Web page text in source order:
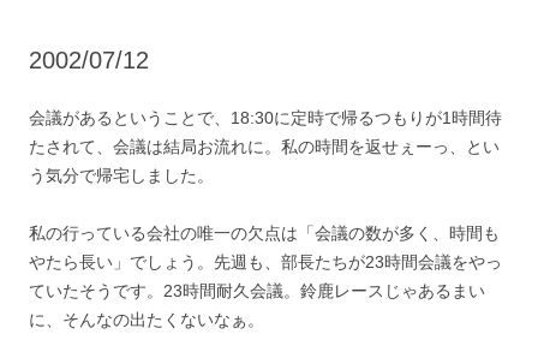
2002/07/12
会議があるということで、18:30に定時で帰るつもりが1時間待
たされて、会議は結局お流れに。私の時間を返せぇーっ、とい
う気分で帰宅しました。
私の行っている会社の唯一の欠点は「会議の数が多く、時間も
やたら長い」でしょう。先週も、部長たちが23時間会議をやっ
ていたそうです。23時間耐久会議。鈴鹿レースじゃあるまい
に、そんなの出たくないなぁ。